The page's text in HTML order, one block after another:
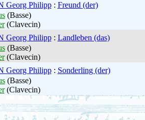
Georg Philipp: Freund (der)
(Basse)
(Clavecin)
Georg Philipp: Landleben (das)
(Basse)
(Clavecin)
Georg Philipp: Sonderling (der)
(Basse)
(Clavecin)